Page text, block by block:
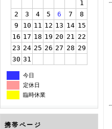
1
2
3 4 5 6 7
8
9
10 11 12 13 14 15
16 17 18 19 20 21 22
23 24 25 26 27 28 29
30 31
今日
定休日
臨時休業
携帯ページ